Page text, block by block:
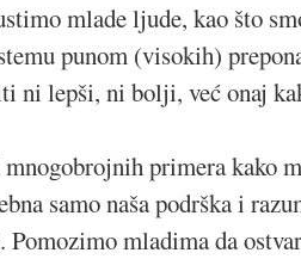
mlade ljude, kao što
punom (visokih)
ni lepši, ni bolji, već onaj
mnogobrojnih primera kako
samo naša podrška i
mladima da